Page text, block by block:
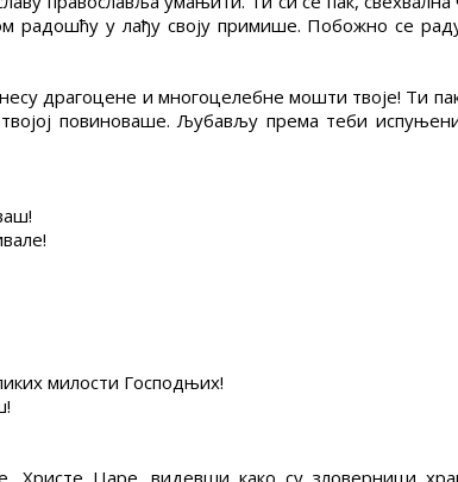
радошћу у лађу своју примише. Побожно се
драгоцене и многоцелебне мошти твоје! Ти
повиноваше. Љубављу према теби
милости Господњих!
Царе, видевши како су зловерници